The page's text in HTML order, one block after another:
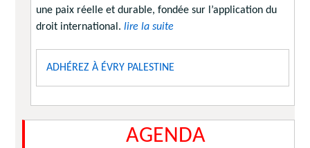
une paix réelle et durable, fondée sur l’application du
droit international. lire la suite
ADHÉREZ À ÉVRY PALESTINE
AGENDA